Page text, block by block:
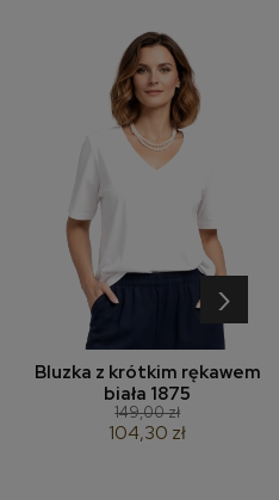
Bluzka z krótkim rękawem
biała 1875
149,00 zł
104,30 zł
›